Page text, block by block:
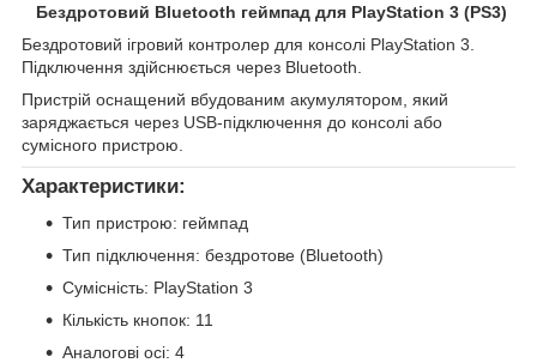
Бездротовий Bluetooth геймпад для PlayStation 3 (PS3)
Бездротовий ігровий контролер для консолі PlayStation 3.
Підключення здійснюється через Bluetooth.
Пристрій оснащений вбудованим акумулятором, який
заряджається через USB-підключення до консолі або
сумісного пристрою.
Характеристики:
Тип пристрою: геймпад
Тип підключення: бездротове (Bluetooth)
Сумісність: PlayStation 3
Кількість кнопок: 11
Аналогові осі: 4